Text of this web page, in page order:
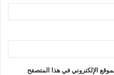
الإلكتروني في هذا المتصفح